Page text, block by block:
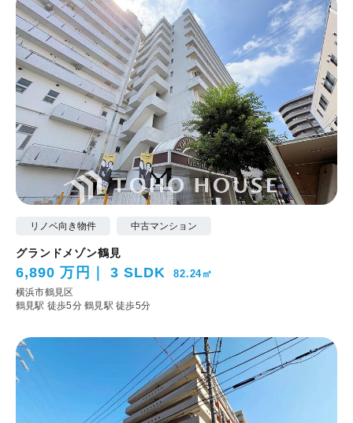
リノベ向き物件 中古マンション
グランドメゾン鶴見
6,890 万円 3 SLDK 82.24㎡
横浜市鶴見区
鶴見駅 徒歩5分鶴見駅 徒歩5分